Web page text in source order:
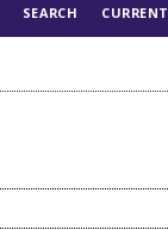
SEARCH CURRENT